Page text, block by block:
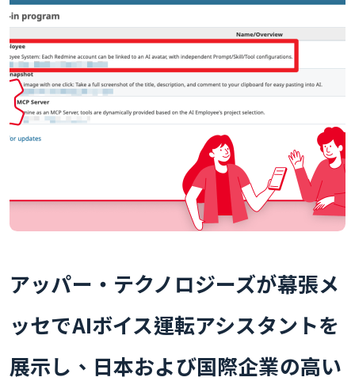
アッパー・テクノロジーズが幕張メ
ッセでAIボイス運転アシスタントを
展示し、日本および国際企業の高い